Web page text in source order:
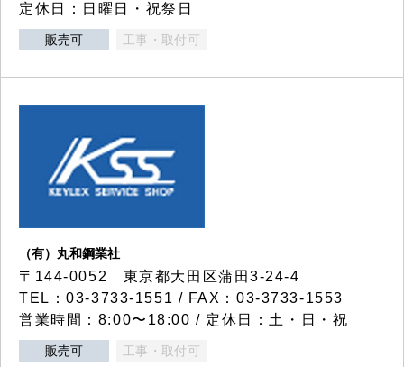
定休日：日曜日・祝祭日
販売可 工事・取付可
（有）丸和鋼業社
〒144-0052 東京都大田区蒲田3-24-4
TEL：03-3733-1551 / FAX：03-3733-1553
営業時間：8:00〜18:00 / 定休日：土・日・祝
販売可 工事・取付可